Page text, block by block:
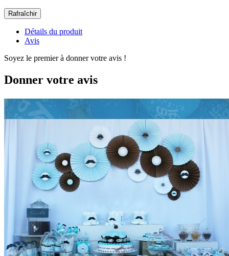
Détails du produit
Avis
Soyez le premier à donner votre avis !
Donner votre avis